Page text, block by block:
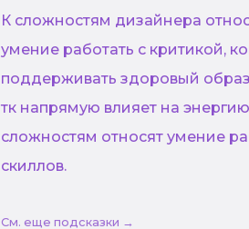
К сложностям дизайнера
умение работать с критикой,
поддерживать здоровый
тк напрямую влияет на
сложностям относят умение
скиллов.
См. еще подсказки →